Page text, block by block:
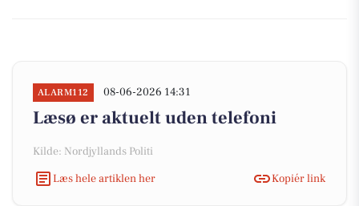
ALARM112 08-06-2026 14:31
Læsø er aktuelt uden telefoni
Kilde: Nordjyllands Politi
Læs hele artiklen her
Kopiér link